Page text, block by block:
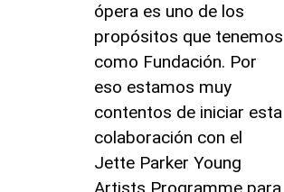
ópera es uno de los
propósitos que tenemos
como Fundación. Por
eso estamos muy
contentos de iniciar esta
colaboración con el
Jette Parker Young